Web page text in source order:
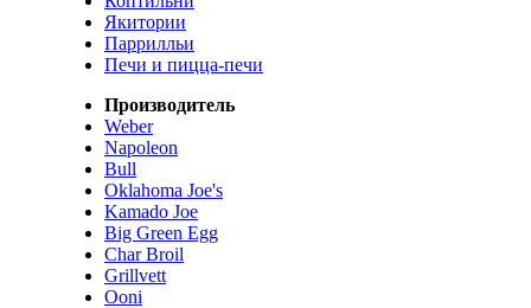
Якитории
Паррилльи
Печи и пицца-печи
Производитель
Weber
Napoleon
Bull
Oklahoma Joe's
Kamado Joe
Big Green Egg
Char Broil
Grillvett
Ooni